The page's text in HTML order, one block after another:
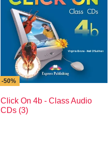
-50%
Click On 4b - Class Audio
CDs (3)